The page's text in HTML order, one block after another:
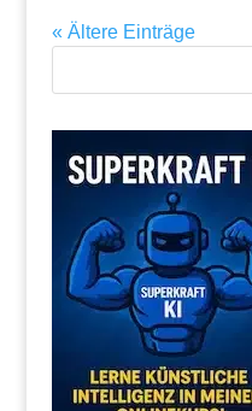
« Ältere Einträge